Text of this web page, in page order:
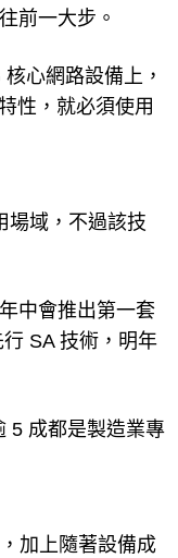
前一大步。
心網路設備上，
性，就必須使用
場域，不過該技
中會推出第一套
SA 技術，明年
5 成都是製造業專
加上隨著設備成